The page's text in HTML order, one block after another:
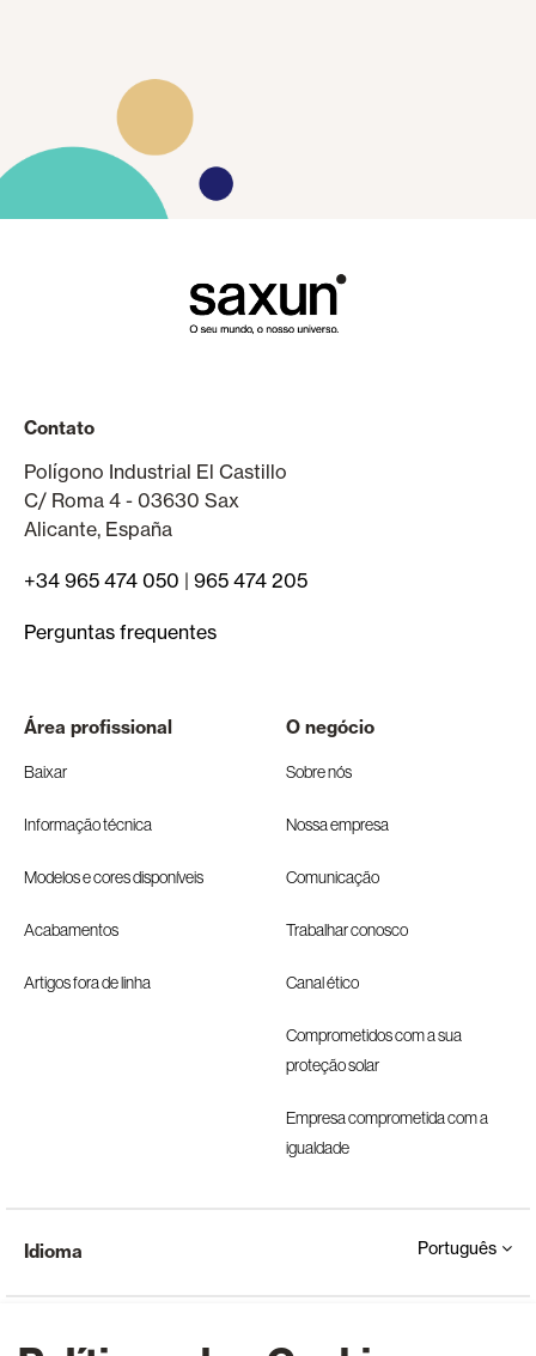
Contato
Polígono Industrial El Castillo
C/ Roma 4 - 03630 Sax
Alicante, España
+34 965 474 050 | 965 474 205
Perguntas frequentes
Área profissional
Baixar
Informação técnica
Modelos e cores disponíveis
Acabamentos
Artigos fora de linha
O negócio
Sobre nós
Nossa empresa
Comunicação
Trabalhar conosco
Canal ético
Comprometidos com a sua
proteção solar
Empresa comprometida com a
igualdade
Idioma Português